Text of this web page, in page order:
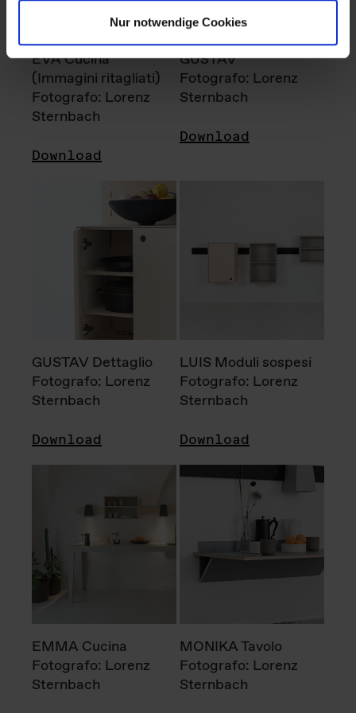
Nur notwendige Cookies
EVA Cucina
(Immagini ritagliati)
Fotografo: Lorenz
Sternbach
Download
GUSTAV
Fotografo: Lorenz
Sternbach
Download
GUSTAV Dettaglio
Fotografo: Lorenz
Sternbach
Download
LUIS Moduli sospesi
Fotografo: Lorenz
Sternbach
Download
EMMA Cucina
Fotografo: Lorenz
Sternbach
MONIKA Tavolo
Fotografo: Lorenz
Sternbach